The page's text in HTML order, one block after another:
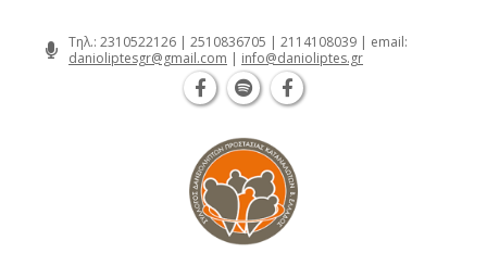
Τηλ.: 2310522126 | 2510836705 | 2114108039 | email:
danioliptesgr@gmail.com | info@danioliptes.gr